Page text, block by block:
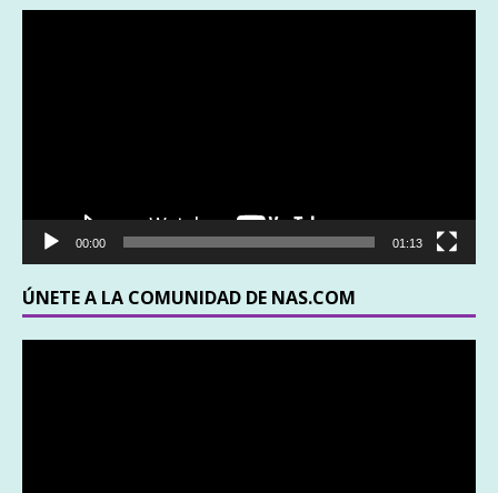
00:00 01:13
ÚNETE A LA COMUNIDAD DE NAS.COM